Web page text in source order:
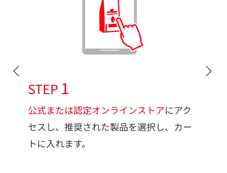
STEP 1
公式または認定オンラインストアにアク
セスし、推奨された製品を選択し、カー
トに入れます。